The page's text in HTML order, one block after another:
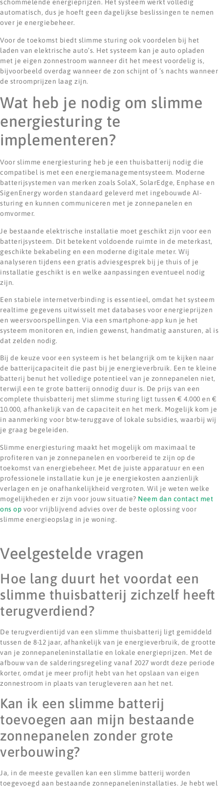
schommelende energieprijzen. Het systeem werkt volledig
automatisch, dus je hoeft geen dagelijkse beslissingen te nemen
over je energiebeheer.
Voor de toekomst biedt slimme sturing ook voordelen bij het
laden van elektrische auto’s. Het systeem kan je auto opladen
met je eigen zonnestroom wanneer dit het meest voordelig is,
bijvoorbeeld overdag wanneer de zon schijnt of ’s nachts wanneer
de stroomprijzen laag zijn.
Wat heb je nodig om slimme
energiesturing te
implementeren?
Voor slimme energiesturing heb je een thuisbatterij nodig die
compatibel is met een energiemanagementsysteem. Moderne
batterijsystemen van merken zoals SolaX, SolarEdge, Enphase en
SigenEnergy worden standaard geleverd met ingebouwde AI-
sturing en kunnen communiceren met je zonnepanelen en
omvormer.
Je bestaande elektrische installatie moet geschikt zijn voor een
batterijsysteem. Dit betekent voldoende ruimte in de meterkast,
geschikte bekabeling en een moderne digitale meter. Wij
analyseren tijdens een gratis adviesgesprek bij je thuis of je
installatie geschikt is en welke aanpassingen eventueel nodig
zijn.
Een stabiele internetverbinding is essentieel, omdat het systeem
realtime gegevens uitwisselt met databases voor energieprijzen
en weersvoorspellingen. Via een smartphone-app kun je het
systeem monitoren en, indien gewenst, handmatig aansturen, al is
dat zelden nodig.
Bij de keuze voor een systeem is het belangrijk om te kijken naar
de batterijcapaciteit die past bij je energieverbruik. Een te kleine
batterij benut het volledige potentieel van je zonnepanelen niet,
terwijl een te grote batterij onnodig duur is. De prijs van een
complete thuisbatterij met slimme sturing ligt tussen € 4.000 en €
10.000, afhankelijk van de capaciteit en het merk. Mogelijk kom je
in aanmerking voor btw-teruggave of lokale subsidies, waarbij wij
je graag begeleiden.
Slimme energiesturing maakt het mogelijk om maximaal te
profiteren van je zonnepanelen en voorbereid te zijn op de
toekomst van energiebeheer. Met de juiste apparatuur en een
professionele installatie kun je je energiekosten aanzienlijk
verlagen en je onafhankelijkheid vergroten. Wil je weten welke
mogelijkheden er zijn voor jouw situatie? Neem dan contact met
ons op voor vrijblijvend advies over de beste oplossing voor
slimme energieopslag in je woning.
Veelgestelde vragen
Hoe lang duurt het voordat een
slimme thuisbatterij zichzelf heeft
terugverdiend?
De terugverdientijd van een slimme thuisbatterij ligt gemiddeld
tussen de 8-12 jaar, afhankelijk van je energieverbruik, de grootte
van je zonnepaneleninstallatie en lokale energieprijzen. Met de
afbouw van de salderingsregeling vanaf 2027 wordt deze periode
korter, omdat je meer profijt hebt van het opslaan van eigen
zonnestroom in plaats van terugleveren aan het net.
Kan ik een slimme batterij
toevoegen aan mijn bestaande
zonnepanelen zonder grote
verbouwing?
Ja, in de meeste gevallen kan een slimme batterij worden
toegevoegd aan bestaande zonnepaneleninstallaties. Je hebt wel